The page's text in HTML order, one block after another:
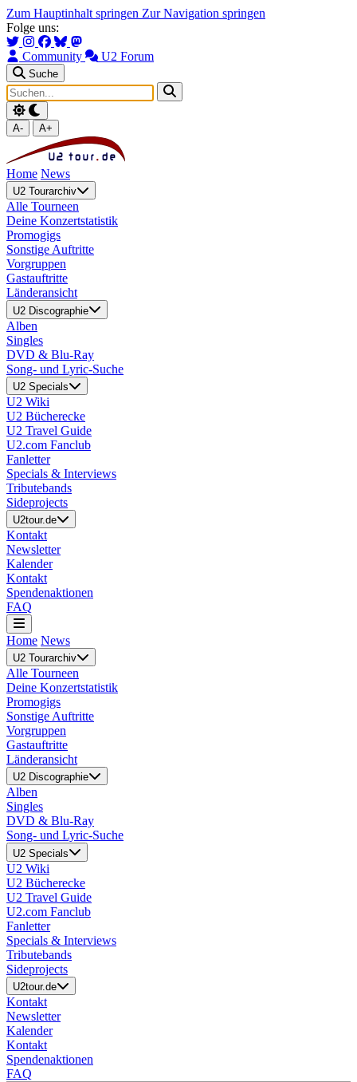
Zum Hauptinhalt springen Zur Navigation springen
Folge uns:
Community U2 Forum
Suche
A- A+
Home News
U2 Tourarchiv
Alle Tourneen
Deine Konzertstatistik
Promogigs
Sonstige Auftritte
Vorgruppen
Gastauftritte
Länderansicht
U2 Discographie
Alben
Singles
DVD & Blu-Ray
Song- und Lyric-Suche
U2 Specials
U2 Wiki
U2 Bücherecke
U2 Travel Guide
U2.com Fanclub
Fanletter
Specials & Interviews
Tributebands
Sideprojects
U2tour.de
Kontakt
Newsletter
Kalender
Kontakt
Spendenaktionen
FAQ
Home News
U2 Tourarchiv
Alle Tourneen
Deine Konzertstatistik
Promogigs
Sonstige Auftritte
Vorgruppen
Gastauftritte
Länderansicht
U2 Discographie
Alben
Singles
DVD & Blu-Ray
Song- und Lyric-Suche
U2 Specials
U2 Wiki
U2 Bücherecke
U2 Travel Guide
U2.com Fanclub
Fanletter
Specials & Interviews
Tributebands
Sideprojects
U2tour.de
Kontakt
Newsletter
Kalender
Kontakt
Spendenaktionen
FAQ